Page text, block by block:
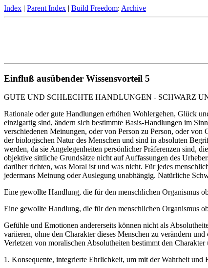
Index | Parent Index | Build Freedom: Archive
Einfluß ausübender Wissensvorteil 5
GUTE UND SCHLECHTE HANDLUNGEN - SCHWARZ
Rationale oder gute Handlungen erhöhen Wohlergehen, Glück
einzigartig sind, ändern sich bestimmte Basis-Handlungen im
verschiedenen Meinungen, oder von Person zu Person, oder
der biologischen Natur des Menschen und sind in absoluten
werden, da sie Angelegenheiten persönlicher Präferenzen sind,
objektive sittliche Grundsätze nicht auf Auffassungen des
darüber richten, was Moral ist und was nicht. Für jedes
jedermans Meinung oder Auslegung unabhängig. Natürliche
Eine gewollte Handlung, die für den menschlichen Organismus
Eine gewollte Handlung, die für den menschlichen Organismus
Gefühle und Emotionen andererseits können nicht als
variieren, ohne den Charakter dieses Menschen zu verändern
Verletzen von moralischen Absolutheiten bestimmt den
1. Konsequente, integrierte Ehrlichkeit, um mit der Wahrheit und